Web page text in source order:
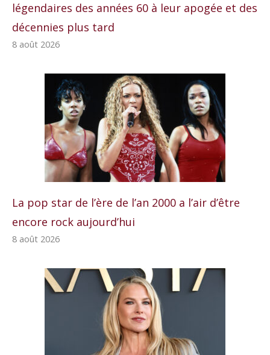
légendaires des années 60 à leur apogée et des
décennies plus tard
8 août 2026
La pop star de l’ère de l’an 2000 a l’air d’être
encore rock aujourd’hui
8 août 2026